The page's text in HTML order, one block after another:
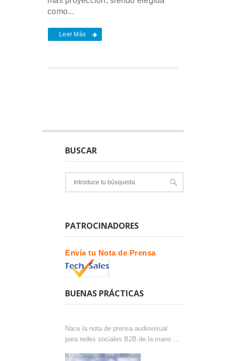
como...
Leer Más
BUSCAR
PATROCINADORES
Envía tu Nota de Prensa
BUENAS PRÁCTICAS
Nace la nota de prensa audiovisual
para redes sociales B2B de la mano de